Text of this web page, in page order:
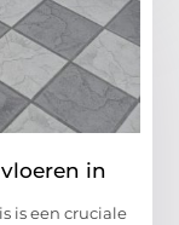
in
is een cruciale